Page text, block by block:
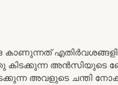
കാണുന്നത്
കിടക്കുന്ന അൻസിയുടെ
അവളുടെ ചന്തി